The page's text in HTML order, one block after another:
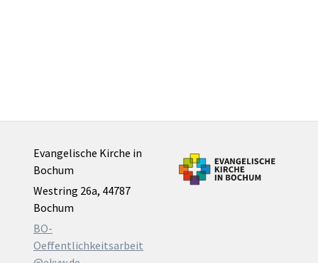
Evangelische Kirche in
Bochum
Westring 26a, 44787
Bochum
BO-
Oeffentlichkeitsarbeit